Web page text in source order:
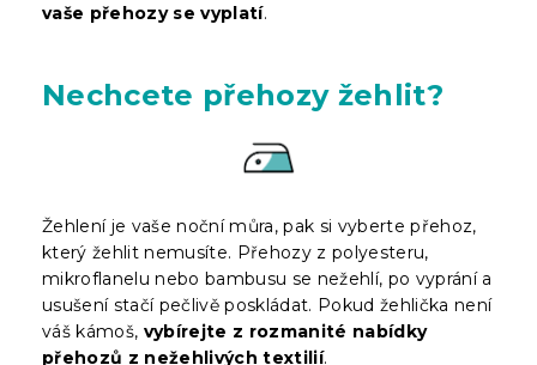
vaše přehozy se vyplatí.
Nechcete přehozy žehlit?
Žehlení je vaše noční můra, pak si vyberte přehoz,
který žehlit nemusíte. Přehozy z polyesteru,
mikroflanelu nebo bambusu se nežehlí, po vyprání a
usušení stačí pečlivě poskládat. Pokud žehlička není
váš kámoš, vybírejte z rozmanité nabídky
přehozů z nežehlivých textilií.